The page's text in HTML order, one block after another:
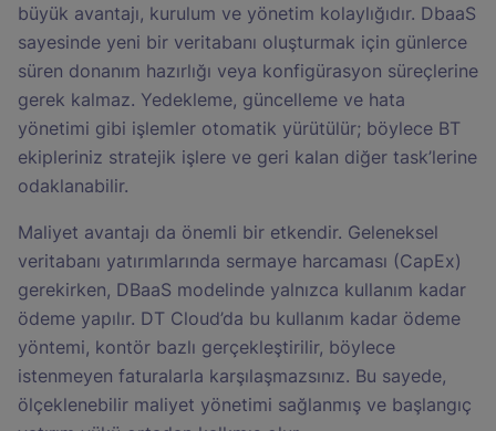
büyük avantajı, kurulum ve yönetim kolaylığıdır. DbaaS
sayesinde yeni bir veritabanı oluşturmak için günlerce
süren donanım hazırlığı veya konfigürasyon süreçlerine
gerek kalmaz. Yedekleme, güncelleme ve hata
yönetimi gibi işlemler otomatik yürütülür; böylece BT
ekipleriniz stratejik işlere ve geri kalan diğer task’lerine
odaklanabilir.
Maliyet avantajı da önemli bir etkendir. Geleneksel
veritabanı yatırımlarında sermaye harcaması (CapEx)
gerekirken, DBaaS modelinde yalnızca kullanım kadar
ödeme yapılır. DT Cloud’da bu kullanım kadar ödeme
yöntemi, kontör bazlı gerçekleştirilir, böylece
istenmeyen faturalarla karşılaşmazsınız. Bu sayede,
ölçeklenebilir maliyet yönetimi sağlanmış ve başlangıç